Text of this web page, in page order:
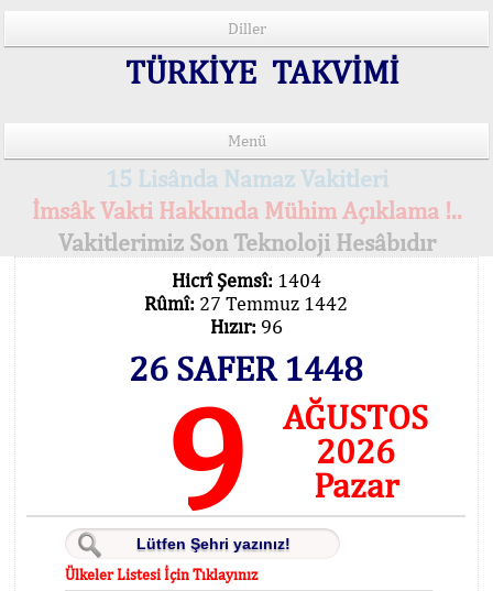
Diller
TÜRKİYE TAKVİMİ
Menü
15 Lisânda Namaz Vakitleri
İmsâk Vakti Hakkında Mühim Açıklama !..
Vakitlerimiz Son Teknoloji Hesâbıdır
Hicrî Şemsî: 1404
Rûmî: 27 Temmuz 1442
Hızır: 96
26 SAFER 1448
9
AĞUSTOS
2026
Pazar
Ülkeler Listesi İçin Tıklayınız